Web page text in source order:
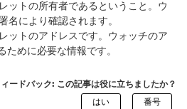
ットの所有者であるということ。ウ
名により確認されます。
ットのアドレスです。ウォッチのア
ために必要な情報です。
ィードバック: この記事は役に立ちましたか？